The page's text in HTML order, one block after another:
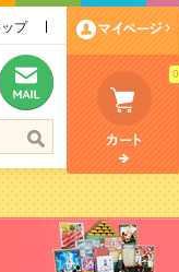
プ
0